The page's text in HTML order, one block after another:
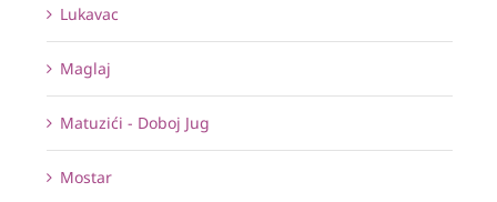
Lukavac
Maglaj
Matuzići - Doboj Jug
Mostar